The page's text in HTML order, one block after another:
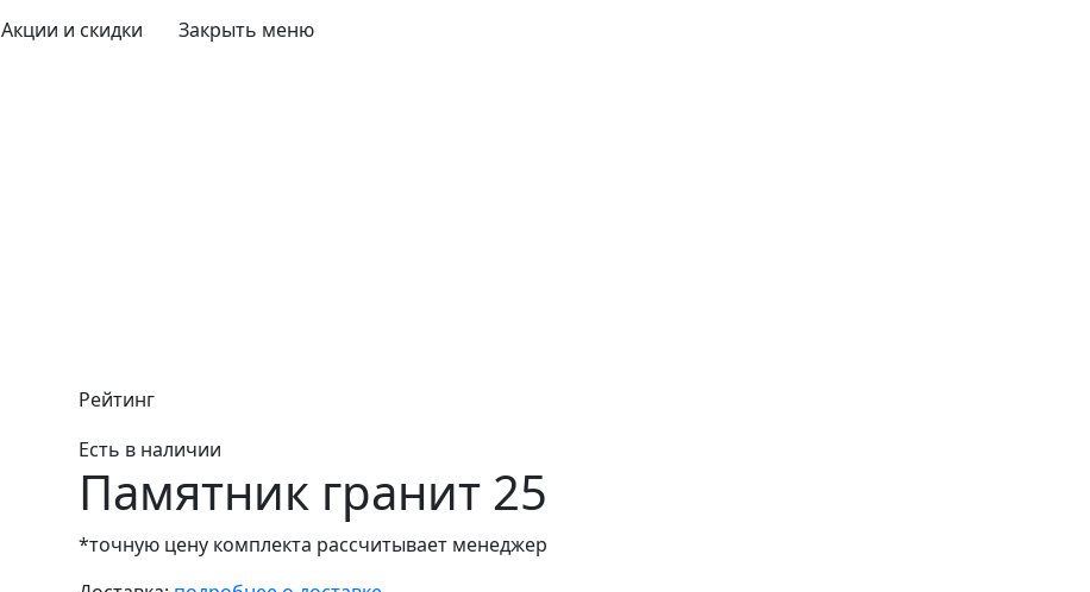
Акции и скидки
Закрыть меню
Рейтинг
Есть в наличии
Памятник гранит 25
*точную цену комплекта рассчитывает менеджер